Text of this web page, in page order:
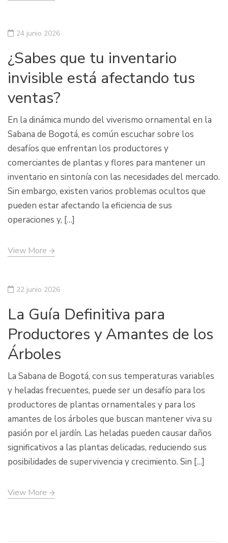
24 junio 2026
¿Sabes que tu inventario
invisible está afectando tus
ventas?
En la dinámica mundo del viverismo ornamental en la
Sabana de Bogotá, es común escuchar sobre los
desafíos que enfrentan los productores y
comerciantes de plantas y flores para mantener un
inventario en sintonía con las necesidades del mercado.
Sin embargo, existen varios problemas ocultos que
pueden estar afectando la eficiencia de sus
operaciones y, […]
View More
22 junio 2026
La Guía Definitiva para
Productores y Amantes de los
Árboles
La Sabana de Bogotá, con sus temperaturas variables
y heladas frecuentes, puede ser un desafío para los
productores de plantas ornamentales y para los
amantes de los árboles que buscan mantener viva su
pasión por el jardín. Las heladas pueden causar daños
significativos a las plantas delicadas, reduciendo sus
posibilidades de supervivencia y crecimiento. Sin […]
View More